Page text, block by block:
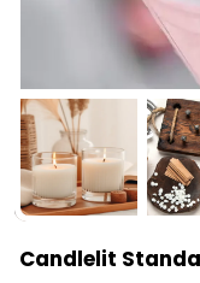
Candlelit